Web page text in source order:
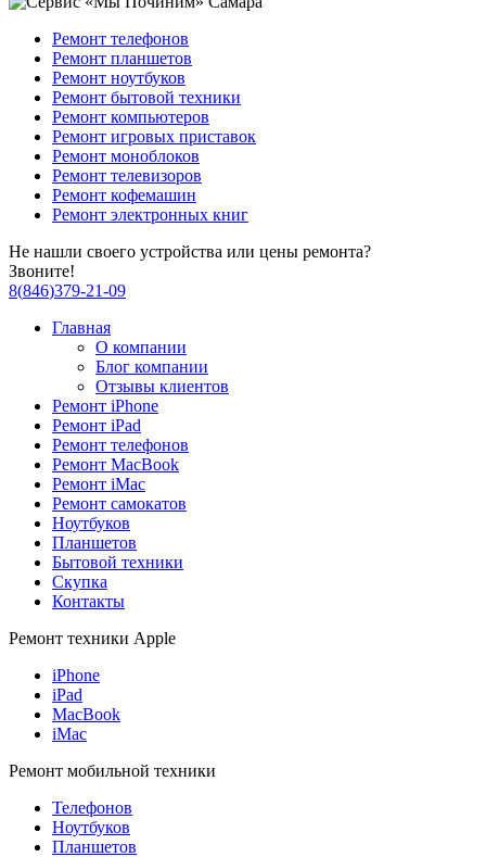
Ремонт телефонов
Ремонт планшетов
Ремонт ноутбуков
Ремонт бытовой техники
Ремонт компьютеров
Ремонт игровых приставок
Ремонт моноблоков
Ремонт телевизоров
Ремонт кофемашин
Ремонт электронных книг
Не нашли своего устройства или цены ремонта?
Звоните!
8(846)379-21-09
Главная
О компании
Блог компании
Отзывы клиентов
Ремонт iPhone
Ремонт iPad
Ремонт телефонов
Ремонт MacBook
Ремонт iMac
Ремонт самокатов
Ноутбуков
Планшетов
Бытовой техники
Скупка
Контакты
Ремонт техники Apple
iPhone
iPad
MacBook
iMac
Ремонт мобильной техники
Телефонов
Ноутбуков
Планшетов